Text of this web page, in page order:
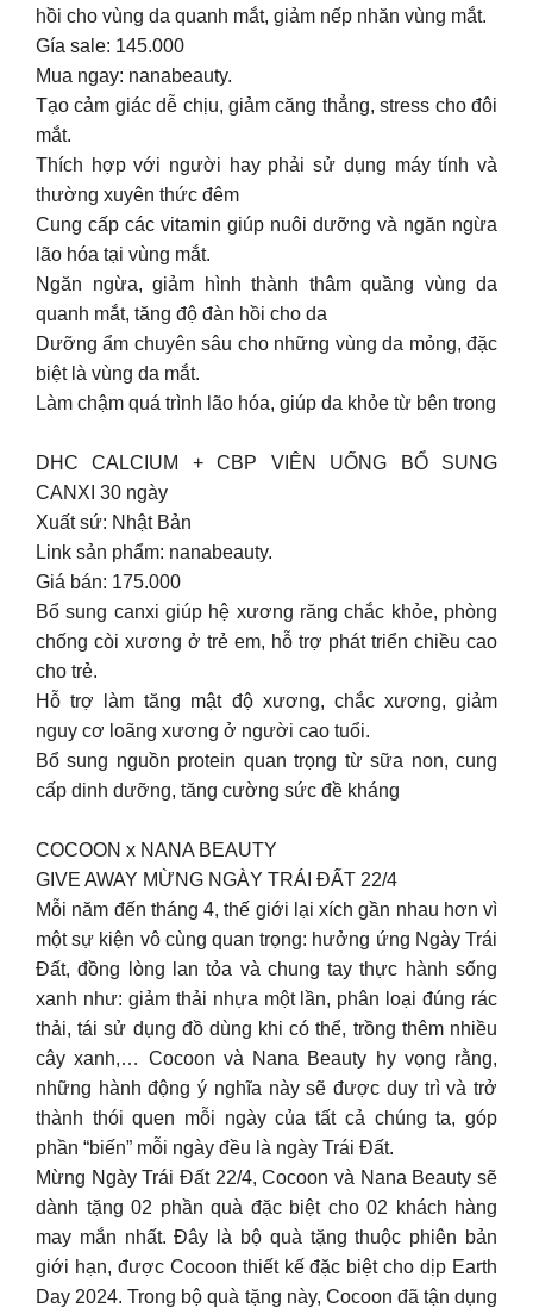
hồi cho vùng da quanh mắt, giảm nếp nhăn vùng mắt.
Gía sale: 145.000
Mua ngay: nanabeauty.
Tạo cảm giác dễ chịu, giảm căng thẳng, stress cho đôi
mắt.
Thích hợp với người hay phải sử dụng máy tính và
thường xuyên thức đêm
Cung cấp các vitamin giúp nuôi dưỡng và ngăn ngừa
lão hóa tại vùng mắt.
Ngăn ngừa, giảm hình thành thâm quầng vùng da
quanh mắt, tăng độ đàn hồi cho da
Dưỡng ẩm chuyên sâu cho những vùng da mỏng, đặc
biệt là vùng da mắt.
Làm chậm quá trình lão hóa, giúp da khỏe từ bên trong
DHC CALCIUM + CBP VIÊN UỐNG BỔ SUNG
CANXI 30 ngày
Xuất sứ: Nhật Bản
Link sản phẩm: nanabeauty.
Giá bán: 175.000
Bổ sung canxi giúp hệ xương răng chắc khỏe, phòng
chống còi xương ở trẻ em, hỗ trợ phát triển chiều cao
cho trẻ.
Hỗ trợ làm tăng mật độ xương, chắc xương, giảm
nguy cơ loãng xương ở người cao tuổi.
Bổ sung nguồn protein quan trọng từ sữa non, cung
cấp dinh dưỡng, tăng cường sức đề kháng
COCOON x NANA BEAUTY
GIVE AWAY MỪNG NGÀY TRÁI ĐẤT 22/4
Mỗi năm đến tháng 4, thế giới lại xích gần nhau hơn vì
một sự kiện vô cùng quan trọng: hưởng ứng Ngày Trái
Đất, đồng lòng lan tỏa và chung tay thực hành sống
xanh như: giảm thải nhựa một lần, phân loại đúng rác
thải, tái sử dụng đồ dùng khi có thể, trồng thêm nhiều
cây xanh,… Cocoon và Nana Beauty hy vọng rằng,
những hành động ý nghĩa này sẽ được duy trì và trở
thành thói quen mỗi ngày của tất cả chúng ta, góp
phần “biến” mỗi ngày đều là ngày Trái Đất.
Mừng Ngày Trái Đất 22/4, Cocoon và Nana Beauty sẽ
dành tặng 02 phần quà đặc biệt cho 02 khách hàng
may mắn nhất. Đây là bộ quà tặng thuộc phiên bản
giới hạn, được Cocoon thiết kế đặc biệt cho dịp Earth
Day 2024. Trong bộ quà tặng này, Cocoon đã tận dụng